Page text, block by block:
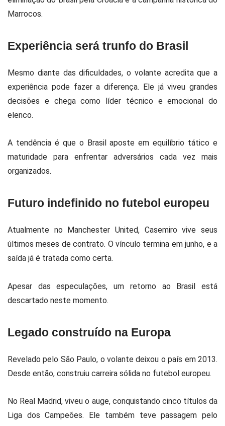
Marrocos.
Experiência será trunfo do Brasil
Mesmo diante das dificuldades, o volante acredita que a
experiência pode fazer a diferença. Ele já viveu grandes
decisões e chega como líder técnico e emocional do
elenco.
A tendência é que o Brasil aposte em equilíbrio tático e
maturidade para enfrentar adversários cada vez mais
organizados.
Futuro indefinido no futebol europeu
Atualmente no Manchester United, Casemiro vive seus
últimos meses de contrato. O vínculo termina em junho, e a
saída já é tratada como certa.
Apesar das especulações, um retorno ao Brasil está
descartado neste momento.
Legado construído na Europa
Revelado pelo São Paulo, o volante deixou o país em 2013.
Desde então, construiu carreira sólida no futebol europeu.
No Real Madrid, viveu o auge, conquistando cinco títulos da
Liga dos Campeões. Ele também teve passagem pelo